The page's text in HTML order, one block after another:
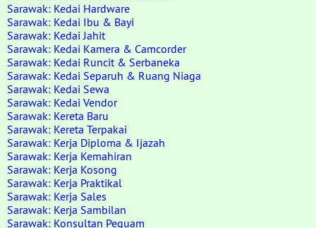
Sarawak: Kedai Hardware
Sarawak: Kedai Ibu & Bayi
Sarawak: Kedai Jahit
Sarawak: Kedai Kamera & Camcorder
Sarawak: Kedai Runcit & Serbaneka
Sarawak: Kedai Separuh & Ruang Niaga
Sarawak: Kedai Sewa
Sarawak: Kedai Vendor
Sarawak: Kereta Baru
Sarawak: Kereta Terpakai
Sarawak: Kerja Diploma & Ijazah
Sarawak: Kerja Kemahiran
Sarawak: Kerja Kosong
Sarawak: Kerja Praktikal
Sarawak: Kerja Sales
Sarawak: Kerja Sambilan
Sarawak: Konsultan Peguam